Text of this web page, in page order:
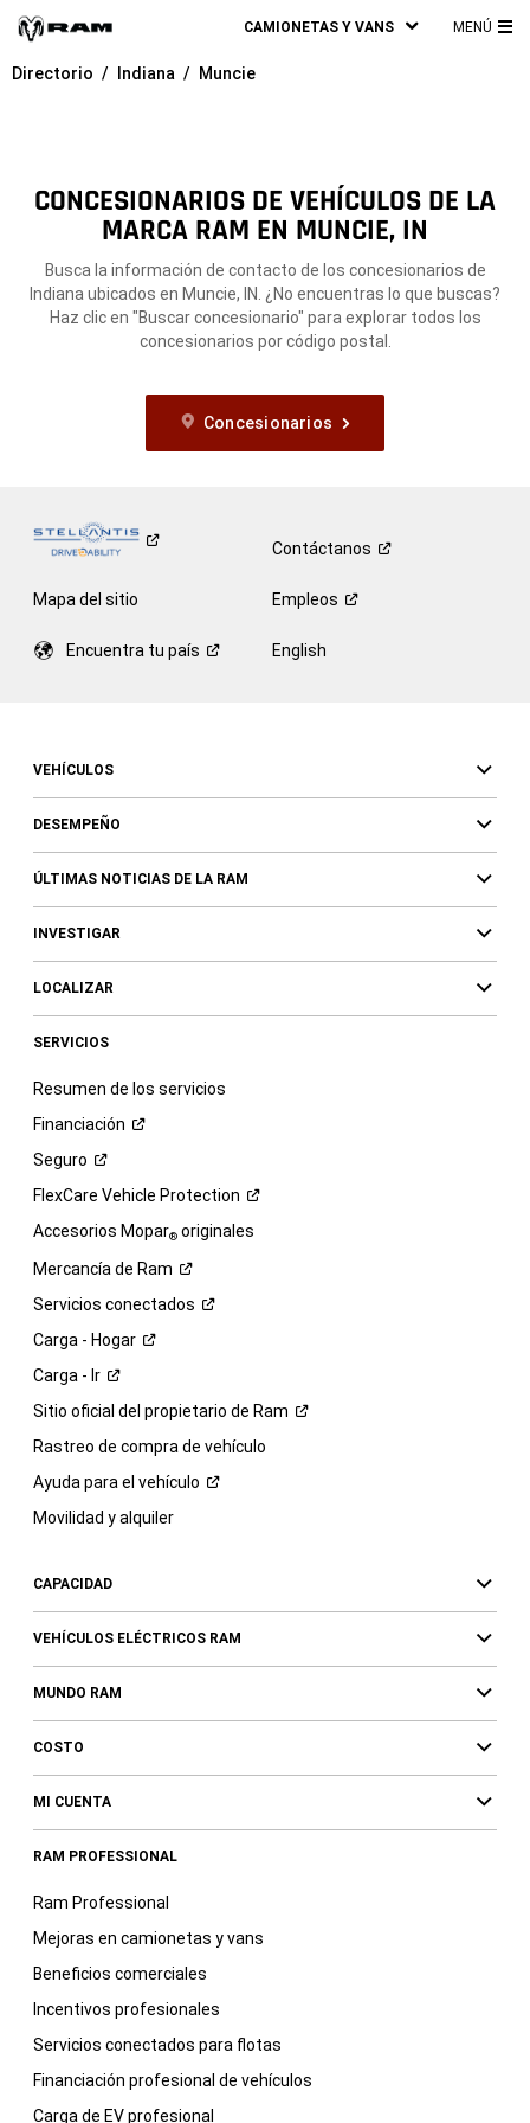
CAMIONETAS Y VANS MENÚ
Directorio Indiana Muncie
CONCESIONARIOS DE VEHÍCULOS DE LA
MARCA RAM EN MUNCIE, IN
Busca la información de contacto de los concesionarios de
Indiana ubicados en Muncie, IN. ¿No encuentras lo que buscas?
Haz clic en "Buscar concesionario" para explorar todos los
concesionarios por código postal.
Concesionarios
Contáctanos
Mapa del sitio Empleos
Encuentra tu país English
VEHÍCULOS
DESEMPEÑO
ÚLTIMAS NOTICIAS DE LA RAM
INVESTIGAR
LOCALIZAR
SERVICIOS
Resumen de los servicios
Financiación
Seguro
FlexCare Vehicle Protection
Accesorios Mopar®originales
Mercancía de Ram
Servicios conectados
Carga - Hogar
Carga - Ir
Sitio oficial del propietario de Ram
Rastreo de compra de vehículo
Ayuda para el vehículo
Movilidad y alquiler
CAPACIDAD
VEHÍCULOS ELÉCTRICOS RAM
MUNDO RAM
COSTO
MI CUENTA
RAM PROFESSIONAL
Ram Professional
Mejoras en camionetas y vans
Beneficios comerciales
Incentivos profesionales
Servicios conectados para flotas
Financiación profesional de vehículos
Carga de EV profesional